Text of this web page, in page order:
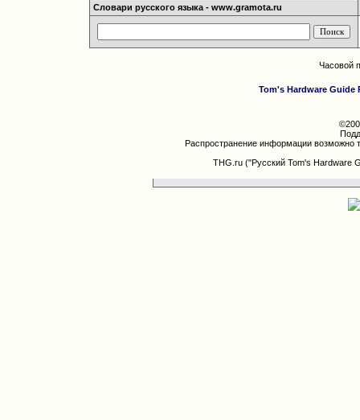
Словари русского языка - www.gramota.ru
Часовой
Tom's Hardware Guide
Распространение информации возможно
THG.ru ("Русский Tom's Hardware